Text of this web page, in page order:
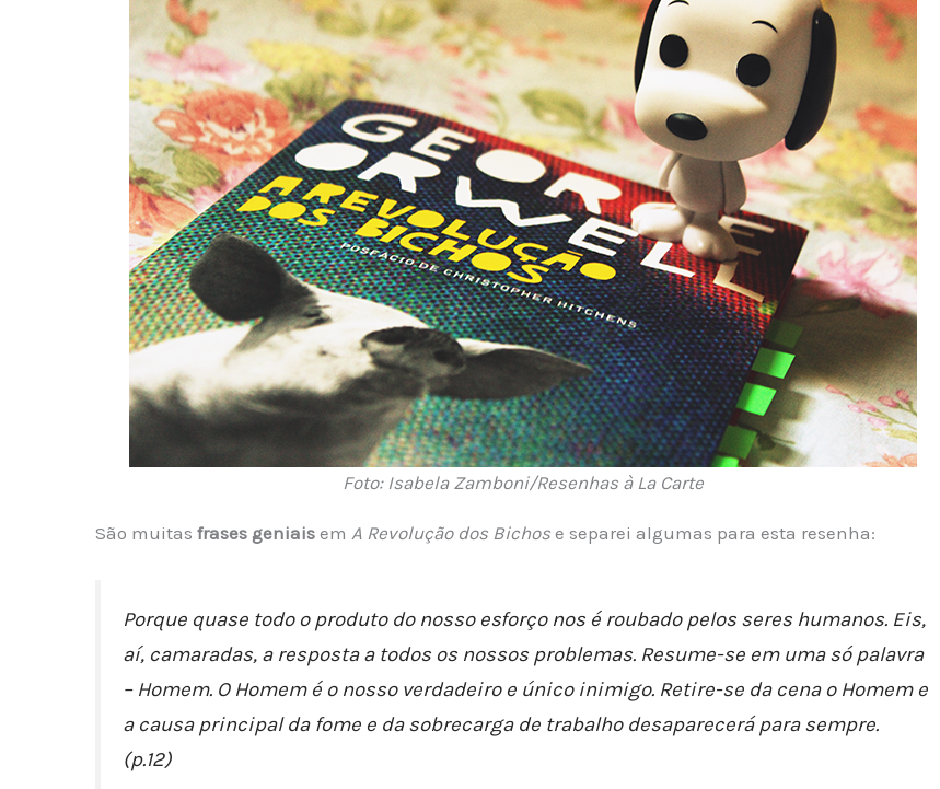
Foto: Isabela Zamboni/Resenhas à La Carte
São muitas frases geniaisem A Revolução dos Bichose separei algumas para esta resenha:
Porque quase todo o produto do nosso esforço nos é roubado pelos seres humanos. Eis,
aí, camaradas, a resposta a todos os nossos problemas. Resume-se em uma só palavra
– Homem. O Homem é o nosso verdadeiro e único inimigo. Retire-se da cena o Homem e
a causa principal da fome e da sobrecarga de trabalho desaparecerá para sempre.
(p.12)